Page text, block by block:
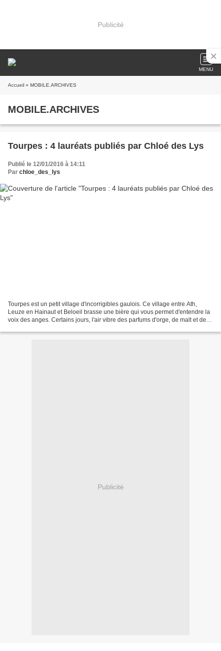
Publicité
MENU
Accueil » MOBILE.ARCHIVES
MOBILE.ARCHIVES
Tourpes : 4 lauréats publiés par Chloé des Lys
Publié le 12/01/2016 à 14:11
Par chloe_des_lys
Tourpes est un petit village d'incorrigibles gaulois. Ce village entre Ath,
Leuze en Hainaut et Beloeil brasse une bière qui vous permet d'entendre la
voix des anges. Certains jours, l'air vibre des parfums d'orge, de malt et de
Publicité